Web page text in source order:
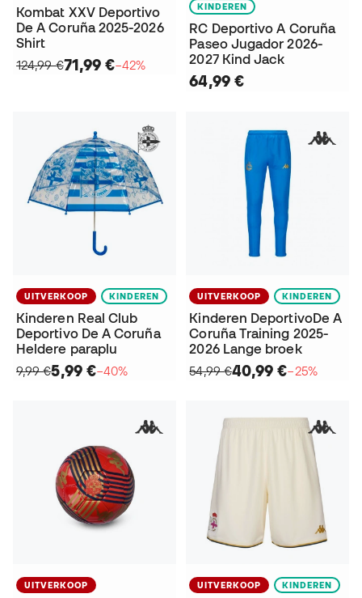
Kombat XXV Deportivo
De A Coruña 2025-2026
Shirt
124,99 €71,99 €−42%
KINDEREN
RC Deportivo A Coruña
Paseo Jugador 2026-
2027 Kind Jack
64,99 €
UITVERKOOP KINDEREN
Kinderen Real Club
Deportivo De A Coruña
Heldere paraplu
9,99 €5,99 €−40%
UITVERKOOP KINDEREN
Kinderen DeportivoDe A
Coruña Training 2025-
2026 Lange broek
54,99 €40,99 €−25%
UITVERKOOP UITVERKOOP KINDEREN